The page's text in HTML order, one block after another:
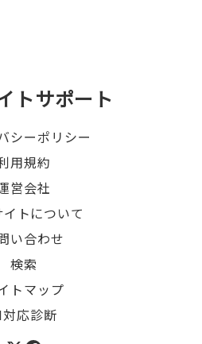
トサポート
シーポリシー
用規約
営会社
イトについて
い合わせ
検索
トマップ
応診断